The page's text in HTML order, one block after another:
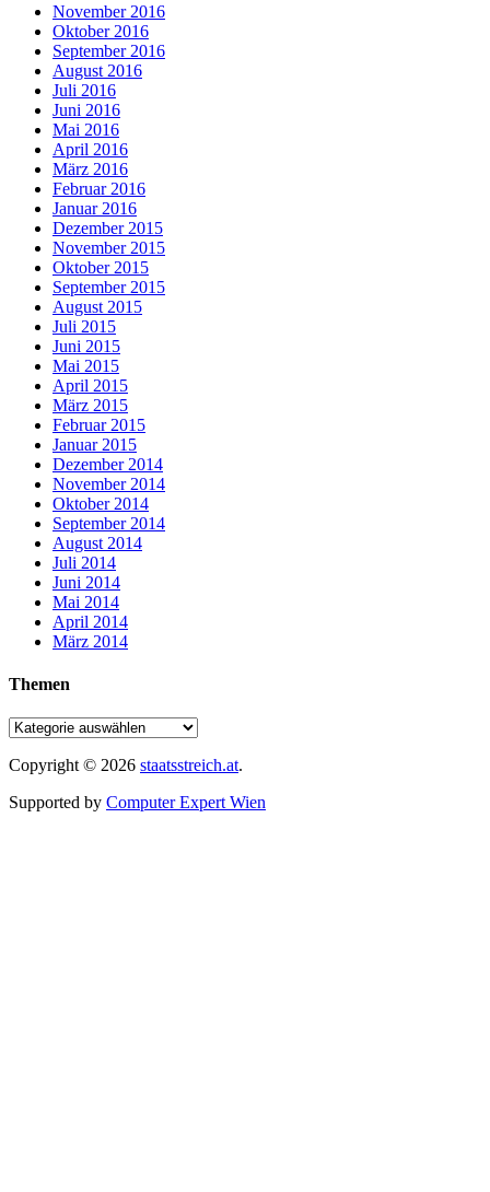
November 2016
Oktober 2016
September 2016
August 2016
Juli 2016
Juni 2016
Mai 2016
April 2016
März 2016
Februar 2016
Januar 2016
Dezember 2015
November 2015
Oktober 2015
September 2015
August 2015
Juli 2015
Juni 2015
Mai 2015
April 2015
März 2015
Februar 2015
Januar 2015
Dezember 2014
November 2014
Oktober 2014
September 2014
August 2014
Juli 2014
Juni 2014
Mai 2014
April 2014
März 2014
Themen
Copyright © 2026 staatsstreich.at.
Supported by Computer Expert Wien